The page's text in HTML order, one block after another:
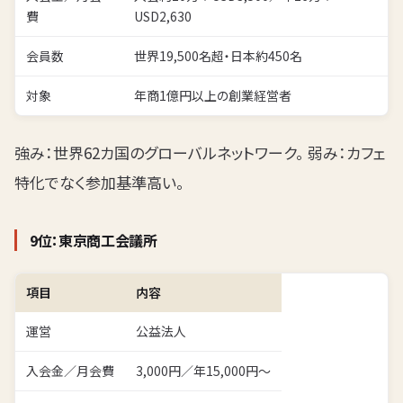
費
USD2,630
会員数 世界19,500名超・日本約450名
対象 年商1億円以上の創業経営者
強み：世界62カ国のグローバルネットワーク。 弱み：カフェ
特化でなく参加基準高い。
9位：東京商工会議所
項目 内容
運営 公益法人
入会金／月会費 3,000円／年15,000円〜